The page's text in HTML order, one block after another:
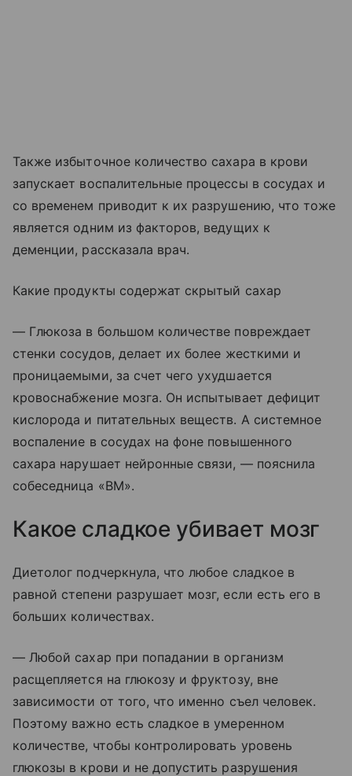
Также избыточное количество сахара в крови
запускает воспалительные процессы в сосудах и
со временем приводит к их разрушению, что тоже
является одним из факторов, ведущих к
деменции, рассказала врач.
Какие продукты содержат скрытый сахар
— Глюкоза в большом количестве повреждает
стенки сосудов, делает их более жесткими и
проницаемыми, за счет чего ухудшается
кровоснабжение мозга. Он испытывает дефицит
кислорода и питательных веществ. А системное
воспаление в сосудах на фоне повышенного
сахара нарушает нейронные связи, — пояснила
собеседница «ВМ».
Какое сладкое убивает мозг
Диетолог подчеркнула, что любое сладкое в
равной степени разрушает мозг, если есть его в
больших количествах.
— Любой сахар при попадании в организм
расщепляется на глюкозу и фруктозу, вне
зависимости от того, что именно съел человек.
Поэтому важно есть сладкое в умеренном
количестве, чтобы контролировать уровень
глюкозы в крови и не допустить разрушения